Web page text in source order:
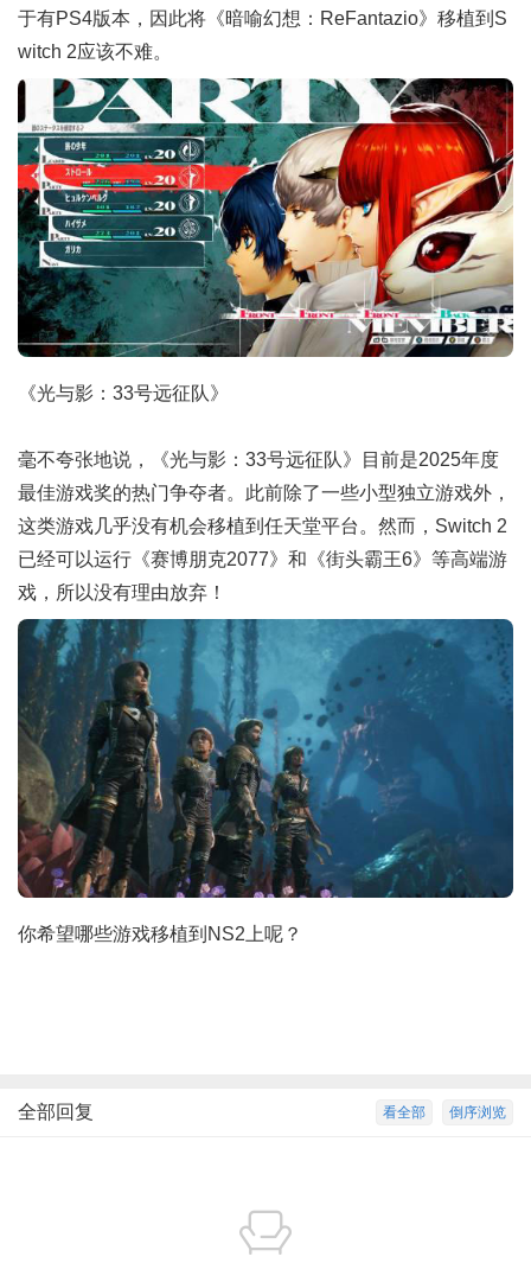
于有PS4版本，因此将《暗喻幻想：ReFantazio》移植到S
witch 2应该不难。
《光与影：33号远征队》
毫不夸张地说，《光与影：33号远征队》目前是2025年度
最佳游戏奖的热门争夺者。此前除了一些小型独立游戏外，
这类游戏几乎没有机会移植到任天堂平台。然而，Switch 2
已经可以运行《赛博朋克2077》和《街头霸王6》等高端游
戏，所以没有理由放弃！
你希望哪些游戏移植到NS2上呢？
倒序浏览
看全部
全部回复